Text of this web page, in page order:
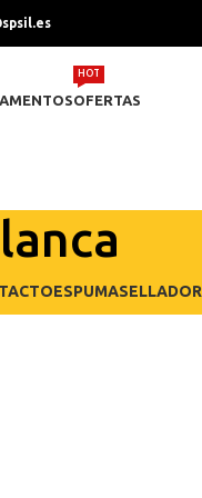
OFERTAS
HOT
ESPUMASELLADOR